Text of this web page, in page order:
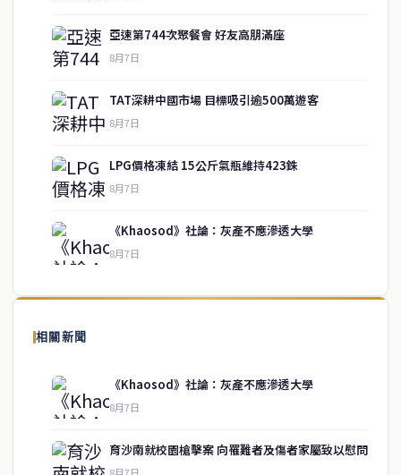
亞速第744次聚餐會 好友高朋滿座
8月7日
TAT深耕中國市場 目標吸引逾500萬遊客
8月7日
LPG價格凍結 15公斤氣瓶維持423銖
8月7日
《Khaosod》社論：灰產不應滲透大學
8月7日
相關新聞
《Khaosod》社論：灰產不應滲透大學
8月7日
育沙南就校園槍擊案 向罹難者及傷者家屬致以慰問
8月7日
關於我們
泰國中文新聞（TCN）是一家總部設於曼谷的中文新聞媒體，致力於
供即時、客觀、多元的中文新聞內容。
service@thaichinesenews.com